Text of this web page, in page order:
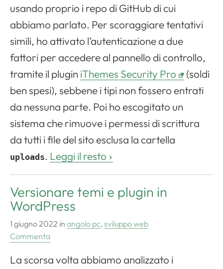
usando proprio i repo di GitHub di cui
abbiamo parlato. Per scoraggiare tentativi
simili, ho attivato l’autenticazione a due
fattori per accedere al pannello di controllo,
tramite il plugin iThemes Security Pro
(soldi
ben spesi), sebbene i tipi non fossero entrati
da nessuna parte. Poi ho escogitato un
sistema che rimuove i permessi di scrittura
da tutti i file del sito esclusa la cartella
uploads. Leggi il resto
Versionare temi e plugin in
WordPress
1 giugno 2022 in angolo pc, sviluppo web
Commenta
La scorsa volta abbiamo analizzato i